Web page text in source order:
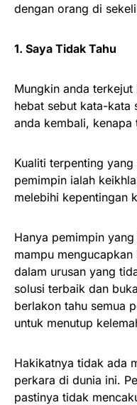
dengan orang di
1. Saya Tidak Tahu
Mungkin anda
hebat sebut kata-kata
anda kembali, kenapa
Kualiti terpenting
pemimpin ialah
melebihi kepentingan
Hanya pemimpin
mampu mengucapkan
dalam urusan yang
solusi terbaik dan
berlakon tahu semua
untuk menutup
Hakikatnya tidak ada
perkara di dunia ini.
pastinya tidak